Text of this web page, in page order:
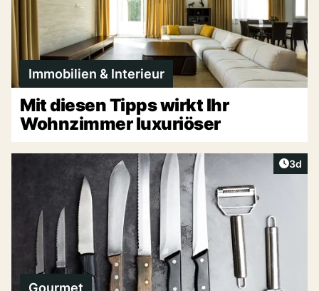
Immobilien & Interieur
Mit diesen Tipps wirkt Ihr
Wohnzimmer luxuriöser
3d
Gourmet